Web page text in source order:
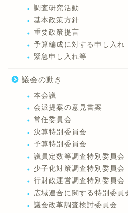
調査研究活動
基本政策方針
重要政策提言
予算編成に対する申し入れ
緊急申し入れ等
議会の動き
本会議
会派提案の意見書案
常任委員会
決算特別委員会
予算特別委員会
議員定数等調査特別委員会
少子化対策調査特別委員会
行財政運営調査特別委員会
広域連合に関する特別委員
議会改革調査検討委員会